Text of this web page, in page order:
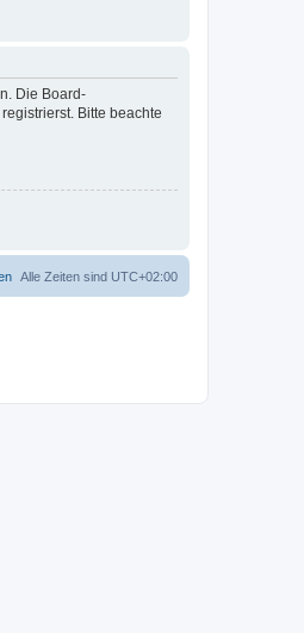
Die Board-
Bitte beachte
Alle Zeiten sind UTC+02:00